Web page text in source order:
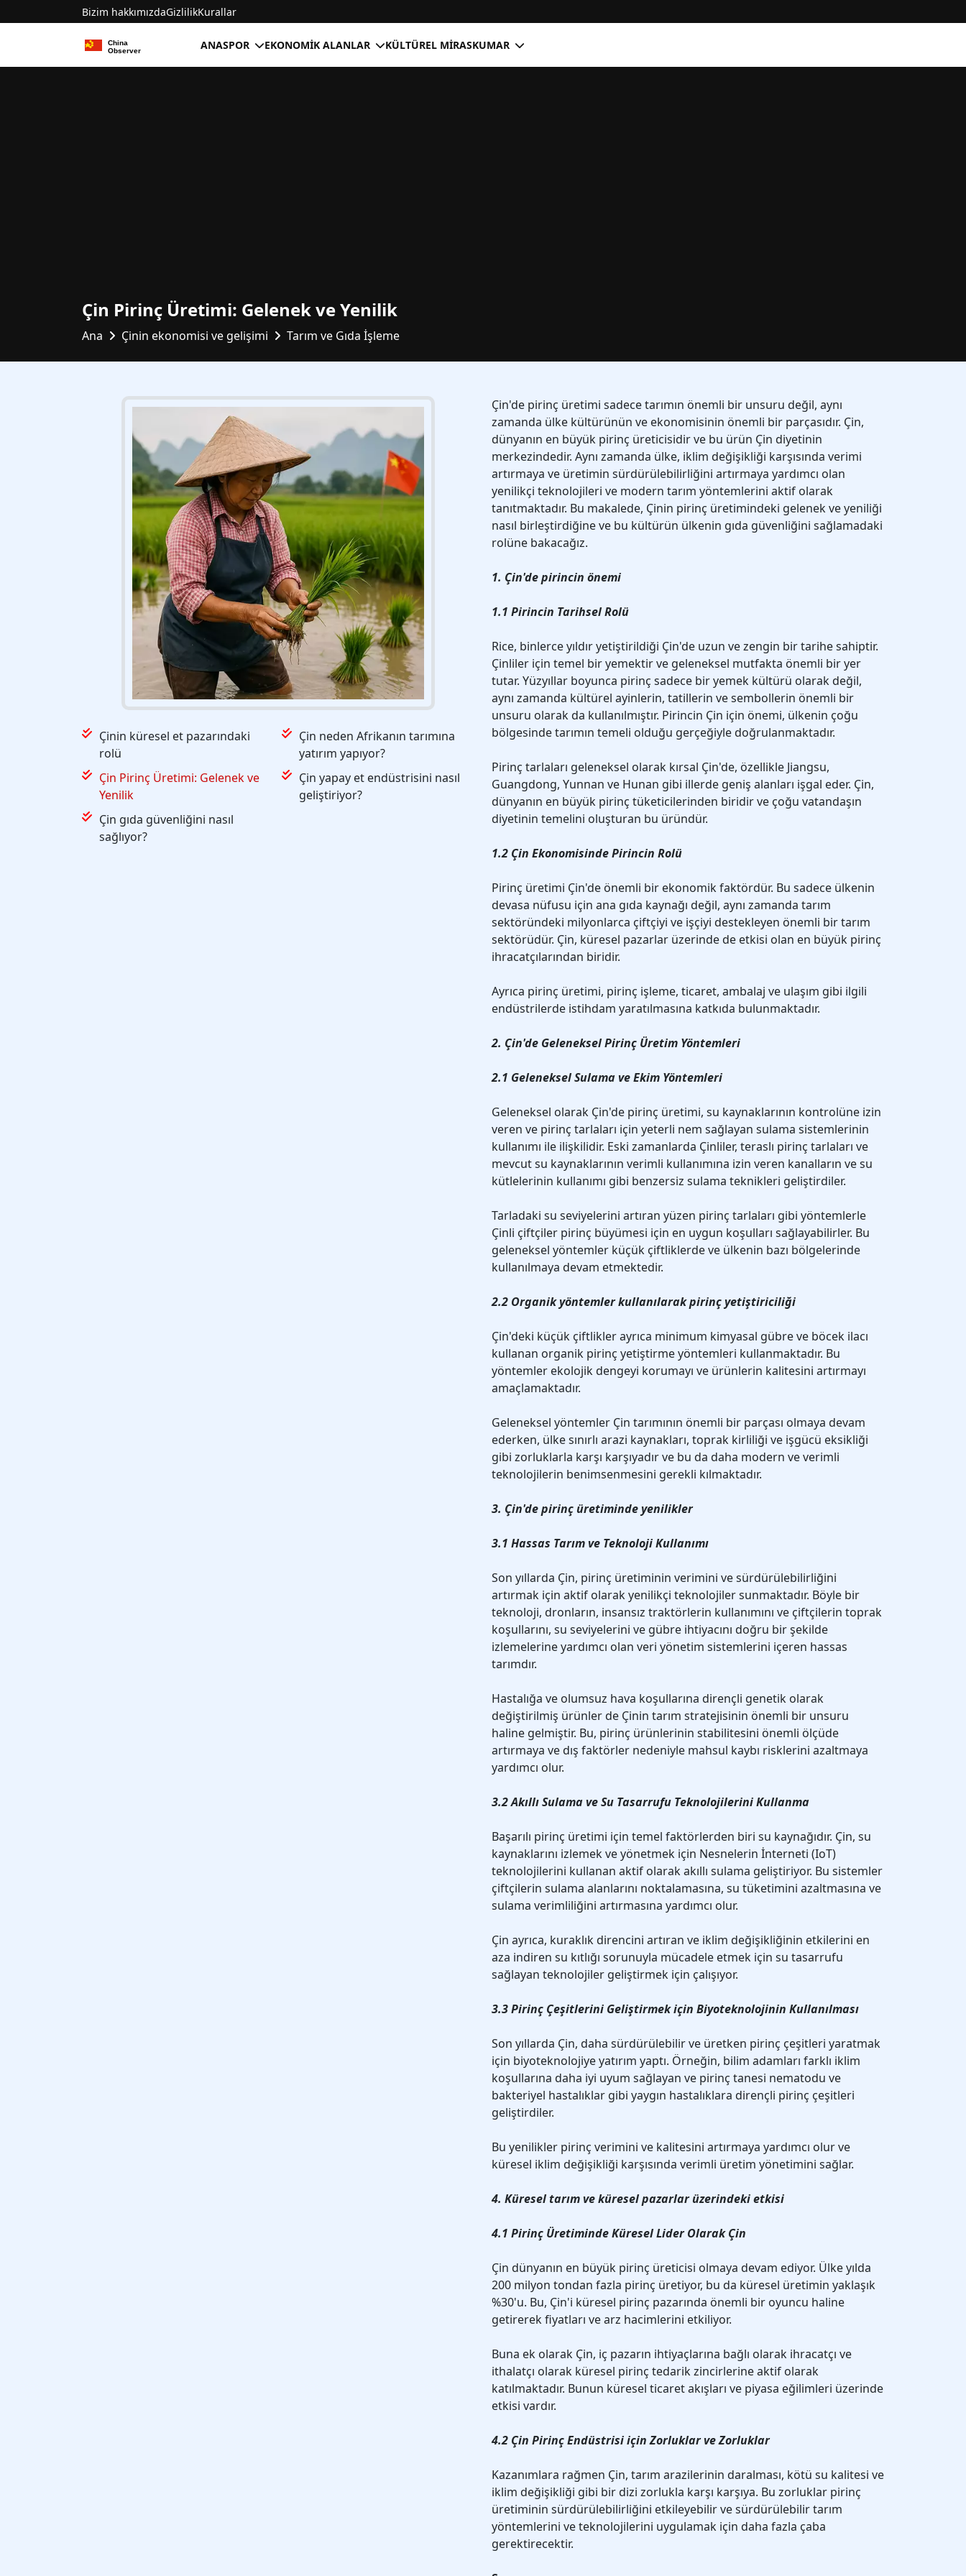
Bizim hakkımızdaGizlilikKurallar
ANASPOR EKONOMIK ALANLAR KÜLTÜREL MIRASKUMAR
Çin Pirinç Üretimi: Gelenek ve Yenilik
Ana Çinin ekonomisi ve gelişimi Tarım ve Gıda İşleme
Çinin küresel et pazarındaki
rolü
Çin neden Afrikanın tarımına
yatırım yapıyor?
Çin Pirinç Üretimi: Gelenek ve
Yenilik
Çin yapay et endüstrisini nasıl
geliştiriyor?
Çin gıda güvenliğini nasıl
sağlıyor?
Çin'de pirinç üretimi sadece tarımın önemli bir unsuru değil, aynı
zamanda ülke kültürünün ve ekonomisinin önemli bir parçasıdır. Çin,
dünyanın en büyük pirinç üreticisidir ve bu ürün Çin diyetinin
merkezindedir. Aynı zamanda ülke, iklim değişikliği karşısında verimi
artırmaya ve üretimin sürdürülebilirliğini artırmaya yardımcı olan
yenilikçi teknolojileri ve modern tarım yöntemlerini aktif olarak
tanıtmaktadır. Bu makalede, Çinin pirinç üretimindeki gelenek ve yeniliği
nasıl birleştirdiğine ve bu kültürün ülkenin gıda güvenliğini sağlamadaki
rolüne bakacağız.
1. Çin'de pirincin önemi
1.1 Pirincin Tarihsel Rolü
Rice, binlerce yıldır yetiştirildiği Çin'de uzun ve zengin bir tarihe sahiptir.
Çinliler için temel bir yemektir ve geleneksel mutfakta önemli bir yer
tutar. Yüzyıllar boyunca pirinç sadece bir yemek kültürü olarak değil,
aynı zamanda kültürel ayinlerin, tatillerin ve sembollerin önemli bir
unsuru olarak da kullanılmıştır. Pirincin Çin için önemi, ülkenin çoğu
bölgesinde tarımın temeli olduğu gerçeğiyle doğrulanmaktadır.
Pirinç tarlaları geleneksel olarak kırsal Çin'de, özellikle Jiangsu,
Guangdong, Yunnan ve Hunan gibi illerde geniş alanları işgal eder. Çin,
dünyanın en büyük pirinç tüketicilerinden biridir ve çoğu vatandaşın
diyetinin temelini oluşturan bu üründür.
1.2 Çin Ekonomisinde Pirincin Rolü
Pirinç üretimi Çin'de önemli bir ekonomik faktördür. Bu sadece ülkenin
devasa nüfusu için ana gıda kaynağı değil, aynı zamanda tarım
sektöründeki milyonlarca çiftçiyi ve işçiyi destekleyen önemli bir tarım
sektörüdür. Çin, küresel pazarlar üzerinde de etkisi olan en büyük pirinç
ihracatçılarından biridir.
Ayrıca pirinç üretimi, pirinç işleme, ticaret, ambalaj ve ulaşım gibi ilgili
endüstrilerde istihdam yaratılmasına katkıda bulunmaktadır.
2. Çin'de Geleneksel Pirinç Üretim Yöntemleri
2.1 Geleneksel Sulama ve Ekim Yöntemleri
Geleneksel olarak Çin'de pirinç üretimi, su kaynaklarının kontrolüne izin
veren ve pirinç tarlaları için yeterli nem sağlayan sulama sistemlerinin
kullanımı ile ilişkilidir. Eski zamanlarda Çinliler, teraslı pirinç tarlaları ve
mevcut su kaynaklarının verimli kullanımına izin veren kanalların ve su
kütlelerinin kullanımı gibi benzersiz sulama teknikleri geliştirdiler.
Tarladaki su seviyelerini artıran yüzen pirinç tarlaları gibi yöntemlerle
Çinli çiftçiler pirinç büyümesi için en uygun koşulları sağlayabilirler. Bu
geleneksel yöntemler küçük çiftliklerde ve ülkenin bazı bölgelerinde
kullanılmaya devam etmektedir.
2.2 Organik yöntemler kullanılarak pirinç yetiştiriciliği
Çin'deki küçük çiftlikler ayrıca minimum kimyasal gübre ve böcek ilacı
kullanan organik pirinç yetiştirme yöntemleri kullanmaktadır. Bu
yöntemler ekolojik dengeyi korumayı ve ürünlerin kalitesini artırmayı
amaçlamaktadır.
Geleneksel yöntemler Çin tarımının önemli bir parçası olmaya devam
ederken, ülke sınırlı arazi kaynakları, toprak kirliliği ve işgücü eksikliği
gibi zorluklarla karşı karşıyadır ve bu da daha modern ve verimli
teknolojilerin benimsenmesini gerekli kılmaktadır.
3. Çin'de pirinç üretiminde yenilikler
3.1 Hassas Tarım ve Teknoloji Kullanımı
Son yıllarda Çin, pirinç üretiminin verimini ve sürdürülebilirliğini
artırmak için aktif olarak yenilikçi teknolojiler sunmaktadır. Böyle bir
teknoloji, dronların, insansız traktörlerin kullanımını ve çiftçilerin toprak
koşullarını, su seviyelerini ve gübre ihtiyacını doğru bir şekilde
izlemelerine yardımcı olan veri yönetim sistemlerini içeren hassas
tarımdır.
Hastalığa ve olumsuz hava koşullarına dirençli genetik olarak
değiştirilmiş ürünler de Çinin tarım stratejisinin önemli bir unsuru
haline gelmiştir. Bu, pirinç ürünlerinin stabilitesini önemli ölçüde
artırmaya ve dış faktörler nedeniyle mahsul kaybı risklerini azaltmaya
yardımcı olur.
3.2 Akıllı Sulama ve Su Tasarrufu Teknolojilerini Kullanma
Başarılı pirinç üretimi için temel faktörlerden biri su kaynağıdır. Çin, su
kaynaklarını izlemek ve yönetmek için Nesnelerin İnterneti (IoT)
teknolojilerini kullanan aktif olarak akıllı sulama geliştiriyor. Bu sistemler
çiftçilerin sulama alanlarını noktalamasına, su tüketimini azaltmasına ve
sulama verimliliğini artırmasına yardımcı olur.
Çin ayrıca, kuraklık direncini artıran ve iklim değişikliğinin etkilerini en
aza indiren su kıtlığı sorunuyla mücadele etmek için su tasarrufu
sağlayan teknolojiler geliştirmek için çalışıyor.
3.3 Pirinç Çeşitlerini Geliştirmek için Biyoteknolojinin Kullanılması
Son yıllarda Çin, daha sürdürülebilir ve üretken pirinç çeşitleri yaratmak
için biyoteknolojiye yatırım yaptı. Örneğin, bilim adamları farklı iklim
koşullarına daha iyi uyum sağlayan ve pirinç tanesi nematodu ve
bakteriyel hastalıklar gibi yaygın hastalıklara dirençli pirinç çeşitleri
geliştirdiler.
Bu yenilikler pirinç verimini ve kalitesini artırmaya yardımcı olur ve
küresel iklim değişikliği karşısında verimli üretim yönetimini sağlar.
4. Küresel tarım ve küresel pazarlar üzerindeki etkisi
4.1 Pirinç Üretiminde Küresel Lider Olarak Çin
Çin dünyanın en büyük pirinç üreticisi olmaya devam ediyor. Ülke yılda
200 milyon tondan fazla pirinç üretiyor, bu da küresel üretimin yaklaşık
%30'u. Bu, Çin'i küresel pirinç pazarında önemli bir oyuncu haline
getirerek fiyatları ve arz hacimlerini etkiliyor.
Buna ek olarak Çin, iç pazarın ihtiyaçlarına bağlı olarak ihracatçı ve
ithalatçı olarak küresel pirinç tedarik zincirlerine aktif olarak
katılmaktadır. Bunun küresel ticaret akışları ve piyasa eğilimleri üzerinde
etkisi vardır.
4.2 Çin Pirinç Endüstrisi için Zorluklar ve Zorluklar
Kazanımlara rağmen Çin, tarım arazilerinin daralması, kötü su kalitesi ve
iklim değişikliği gibi bir dizi zorlukla karşı karşıya. Bu zorluklar pirinç
üretiminin sürdürülebilirliğini etkileyebilir ve sürdürülebilir tarım
yöntemlerini ve teknolojilerini uygulamak için daha fazla çaba
gerektirecektir.